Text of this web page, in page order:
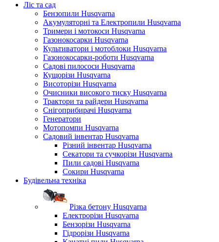
Ліс та сад
Бензопили Husqvarna
Акумуляторні та Електропили Husqvarna
Тримери і мотокоси Husqvarna
Газонокосарки Husqvarna
Культиватори і мотоблоки Husqvarna
Газонокосарки-роботи Husqvarna
Садові пилососи Husqvarna
Кущорізи Husqvarna
Висоторізи Husqvarna
Очисники високого тиску Husqvarna
Трактори та райдери Husqvarna
Снігоприбирачі Husqvarna
Генератори
Мотопомпи Husqvarna
Садовий інвентар Husqvarna
Різний інвентар Husqvarna
Секатори та сучкорізи Husqvarna
Пили садові Husqvarna
Сокири Husqvarna
Будівельна техніка
Різка бетону Husqvarna
Електрорізи Husqvarna
Бензорізи Husqvarna
Гідрорізи Husqvarna